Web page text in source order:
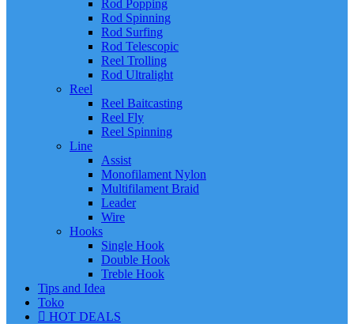
Rod Popping
Rod Spinning
Rod Surfing
Rod Telescopic
Reel Trolling
Rod Ultralight
Reel
Reel Baitcasting
Reel Fly
Reel Spinning
Line
Assist
Monofilament Nylon
Multifilament Braid
Leader
Wire
Hooks
Single Hook
Double Hook
Treble Hook
Tips and Idea
Toko
HOT DEALS